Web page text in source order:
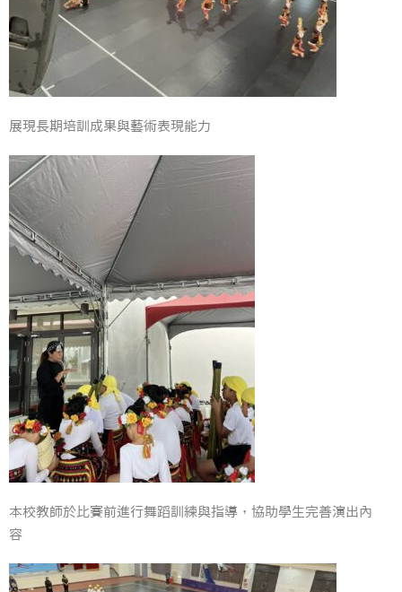
展現長期培訓成果與藝術表現能力
本校教師於比賽前進行舞蹈訓練與指導，協助學生完善演出內
容